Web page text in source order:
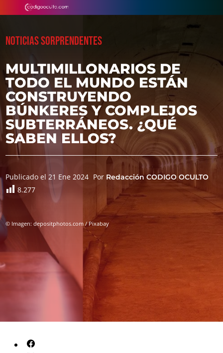
NOTICIAS SORPRENDENTES
MULTIMILLONARIOS DE
TODO EL MUNDO ESTÁN
CONSTRUYENDO
BÚNKERES Y COMPLEJOS
SUBTERRÁNEOS. ¿QUÉ
SABEN ELLOS?
Publicado el 21 Ene 2024 Por Redacción CODIGO OCULTO
8.277
© Imagen: depositphotos.com / Pixabay